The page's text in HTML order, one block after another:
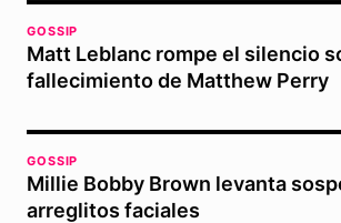
GOSSIP
Matt Leblanc rompe el silencio
fallecimiento de Matthew Perry
GOSSIP
Millie Bobby Brown levanta
arreglitos faciales